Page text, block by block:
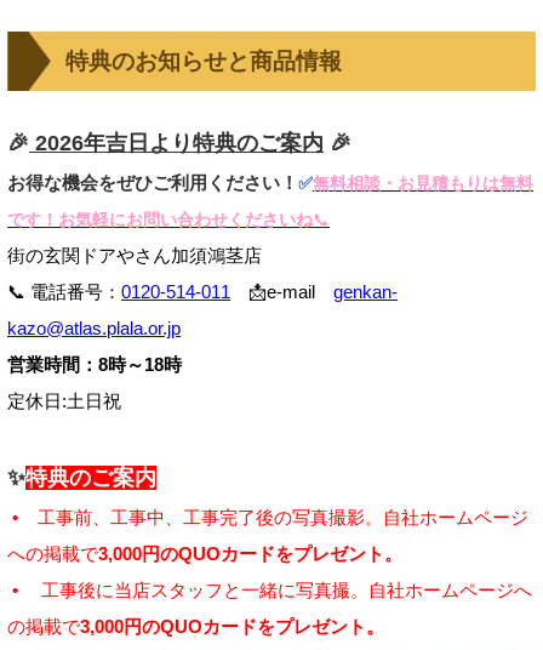
特典のお知らせと商品情報
🎉 2026年吉日より特典のご案内 🎉
お得な機会をぜひご利用ください！ ✅無料相談・お見積もりは無料
です！お気軽にお問い合わせくださいね📞
街の玄関ドアやさん加須鴻茎店
📞 電話番号： 0120-514-011 📩e-mail genkan-
kazo@atlas.plala.or.jp
営業時間：8時～18時
定休日:土日祝
✨特典のご案内
•
工事前、工事中、工事完了後の写真撮影。自社ホームページ
への掲載で3,000円のQUOカードをプレゼント。
•
工事後に当店スタッフと一緒に写真撮。自社ホームページへ
の掲載で3,000円のQUOカードをプレゼント。